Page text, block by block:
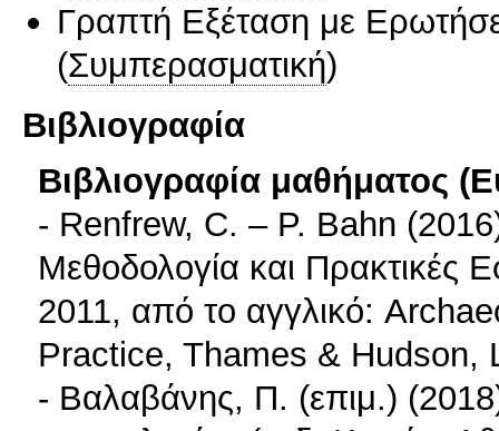
Γραπτή Εξέταση με
(Συμπερασματική)
Βιβλιογραφία
Βιβλιογραφία μαθήματος
- Renfrew, C. – P. Bahn
Μεθοδολογία και Πρακτικές
2011, από το αγγλικό:
Practice, Thames & Hudson,
- Βαλαβάνης, Π. (επιμ.)